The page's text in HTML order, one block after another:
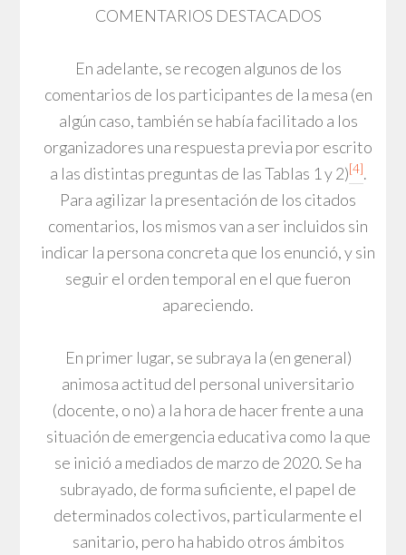
COMENTARIOS DESTACADOS
En adelante, se recogen algunos de los
comentarios de los participantes de la mesa (en
algún caso, también se había facilitado a los
organizadores una respuesta previa por escrito
a las distintas preguntas de las Tablas 1 y 2)[4].
Para agilizar la presentación de los citados
comentarios, los mismos van a ser incluidos sin
indicar la persona concreta que los enunció, y sin
seguir el orden temporal en el que fueron
apareciendo.
En primer lugar, se subraya la (en general)
animosa actitud del personal universitario
(docente, o no) a la hora de hacer frente a una
situación de emergencia educativa como la que
se inició a mediados de marzo de 2020. Se ha
subrayado, de forma suficiente, el papel de
determinados colectivos, particularmente el
sanitario, pero ha habido otros ámbitos